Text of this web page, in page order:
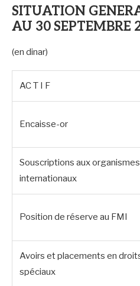
SITUATION
AU 30 SEPTEMBRE
(en dinar)
AC T I F
Encaisse-or
Souscriptions aux organismes
internationaux
Position de réserve au FMI
Avoirs et placements en
spéciaux